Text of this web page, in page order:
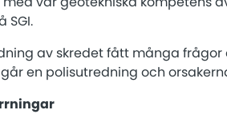
SGI.
av skredet fått många
en polisutredning och